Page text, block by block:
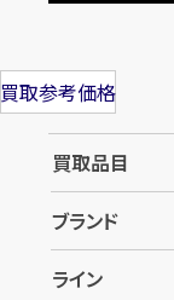
買取参考価格
買取品目
ブランド
ライン